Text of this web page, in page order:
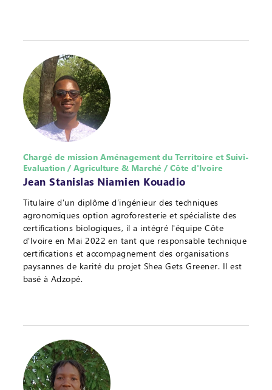
Chargé de mission Aménagement du Territoire et Suivi-
Evaluation / Agriculture & Marché / Côte d'Ivoire
Jean Stanislas Niamien Kouadio
Titulaire d'un diplôme d’ingénieur des techniques
agronomiques option agroforesterie et spécialiste des
certifications biologiques, il a intégré l'équipe Côte
d'Ivoire en Mai 2022 en tant que responsable technique
certifications et accompagnement des organisations
paysannes de karité du projet Shea Gets Greener. Il est
basé à Adzopé.